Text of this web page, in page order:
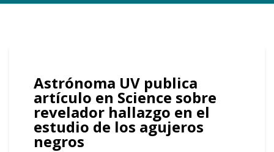
Astrónoma UV publica
artículo en Science sobre
revelador hallazgo en el
estudio de los agujeros
negros